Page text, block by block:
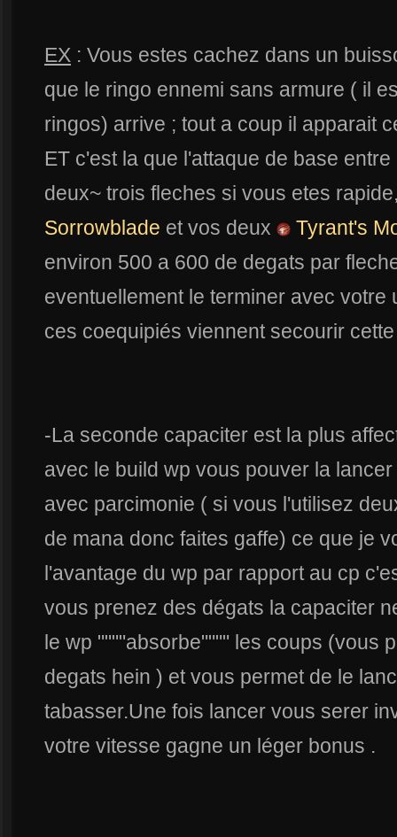
EX : Vous estes cachez dans un
que le ringo ennemi sans armure ( il
ringos) arrive ; tout a coup il apparait
ET c'est la que l'attaque de base
deux~ trois fleches si vous etes
Sorrowblade et vos deux
Tyrant's
environ 500 a 600 de degats par
eventuellement le terminer avec votre
ces coequipiés viennent secourir
-La seconde capaciter est la plus
avec le build wp vous pouver la
avec parcimonie ( si vous l'utilisez
de mana donc faites gaffe) ce que je
l'avantage du wp par rapport au cp
vous prenez des dégats la capaciter
le wp """"absorbe"""" les coups (vous
degats hein ) et vous permet de le
tabasser.Une fois lancer vous serer
votre vitesse gagne un léger bonus .